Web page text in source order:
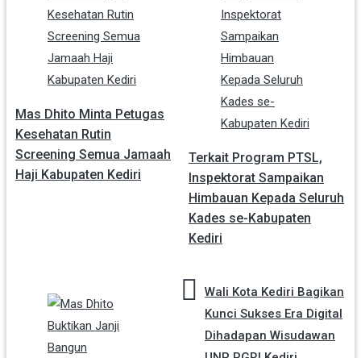
Mas Dhito Minta Petugas
Kesehatan Rutin
Screening Semua Jamaah
Haji Kabupaten Kediri
Terkait Program PTSL,
Inspektorat Sampaikan
Himbauan Kepada Seluruh
Kades se-Kabupaten
Kediri
Navigasi
Wali Kota Kediri Bagikan
Kunci Sukses Era Digital
Dihadapan Wisudawan